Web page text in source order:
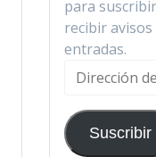
para
recibir avisos
entradas.
Dirección
correo
electrónico
Suscribir